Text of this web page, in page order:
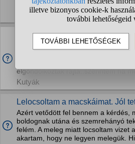
kapjanak?
Kutyák
Igy jó lenne? Többi lent!
Sziasztok....szeretnék egy
elgondolkoztak rajta..szerintem ha
Kutyák
Lelocsoltam a macskáimat. Jól
Azért vetődött fel bennem a kérdés,
boldognak utána és szemrehányó
felém. A meleg miatt locsoltam vizet
akartam, hogy ne legyen melegük.